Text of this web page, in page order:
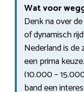
Wat voor
Denk na over
of dynamisch
Nederland is
een prima
(10.000 –
band een